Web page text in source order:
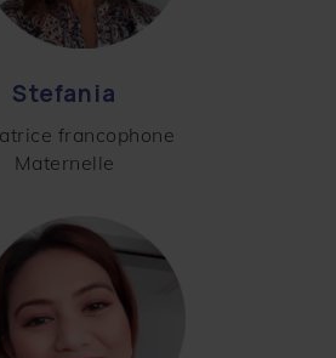
Stefania
francophone
Maternelle